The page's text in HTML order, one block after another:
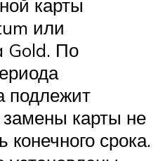
карты
или
Gold. По
подлежит
карты не
конечного срока.